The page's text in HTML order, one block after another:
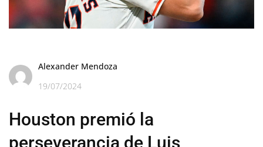
Alexander Mendoza
19/07/2024
Houston premió la
perseverancia de Luis